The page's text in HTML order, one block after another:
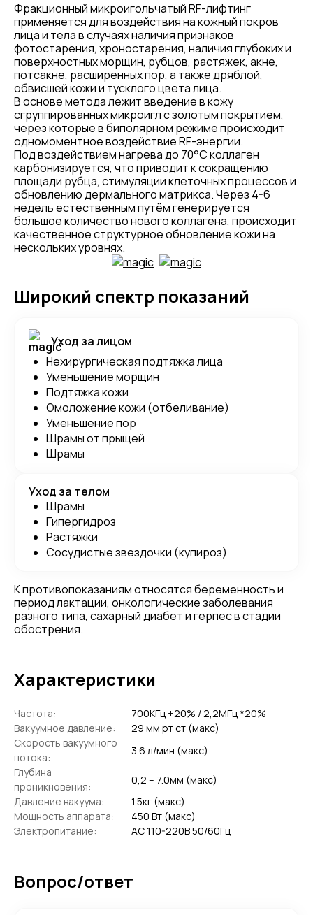
Фракционный микроигольчатый RF-лифтинг
применяется для воздействия на кожный покров
лица и тела в случаях наличия признаков
фотостарения, хроностарения, наличия глубоких и
поверхностных морщин, рубцов, растяжек, акне,
потсакне, расширенных пор, а также дряблой,
обвисшей кожи и тусклого цвета лица.
В основе метода лежит введение в кожу
сгруппированных микроигл с золотым покрытием,
через которые в биполярном режиме происходит
одномоментное воздействие RF-энергии.
Под воздействием нагрева до 70°С коллаген
карбонизируется, что приводит к сокращению
площади рубца, стимуляции клеточных процессов и
обновлению дермального матрикса. Через 4-6
недель естественным путём генерируется
большое количество нового коллагена, происходит
качественное структурное обновление кожи на
нескольких уровнях.
Широкий спектр показаний
Уход за лицом
Нехирургическая подтяжка лица
Уменьшение морщин
Подтяжка кожи
Омоложение кожи (отбеливание)
Уменьшение пор
Шрамы от прыщей
Шрамы
Уход за телом
Шрамы
Гипергидроз
Растяжки
Сосудистые звездочки (купироз)
К противопоказаниям относятся беременность и
период лактации, онкологические заболевания
разного типа, сахарный диабет и герпес в стадии
обострения.
Характеристики
Частота:
700КГц +20% / 2,2МГц *20%
Вакуумное давление:
29 мм рт ст (макс)
Скорость вакуумного
потока:
3.6 л/мин (макс)
Глубина
проникновения:
0,2 – 7.0мм (макс)
Давление вакуума:
1.5кг (макс)
Мощность аппарата:
450 Вт (макс)
Электропитание:
АС 110-220B 50/60Гц
Вопрос/ответ